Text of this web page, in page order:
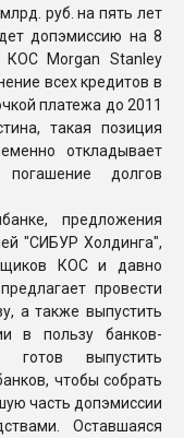
руб. на пять лет
допэмиссию на 8
КОС Morgan Stanley
всех кредитов в
платежа до 2011
такая позиция
откладывает
долгов
предложения
"СИБУР Холдинга",
КОС и давно
провести
а также выпустить
в пользу банков-
выпустить
чтобы собрать
часть допэмиссии
Оставшаяся